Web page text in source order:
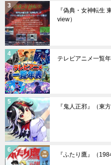
『偽典・女神転生
view）
テレビアニメ一覧
『鬼人正邪』（東
『ふたり鷹』（